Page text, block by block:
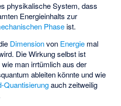
physikalische System, dass
Energieinhalts zur
Phase ist.
Dimensionvon Energie mal
Die Wirkung selbst ist
wie man irrtümlich aus der
ableiten könnte und wie
Quantisierungauch zeitweilig